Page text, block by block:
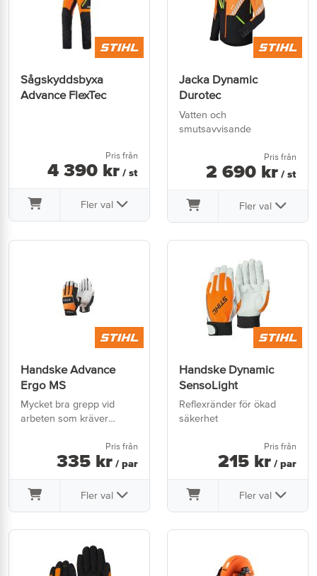
Sågskyddsbyxa
Advance FlexTec
Pris från
4 390 kr / st
Fler val
Jacka Dynamic
Durotec
Vatten och
smutsavvisande
Pris från
2 690 kr / st
Fler val
Handske Advance
Ergo MS
Mycket bra grepp vid
arbeten som kräver
Pris från
335 kr / par
Fler val
Handske Dynamic
SensoLight
Reflexränder för ökad
säkerhet
Pris från
215 kr / par
Fler val